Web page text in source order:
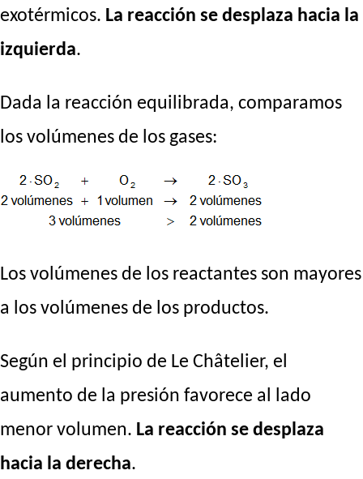
exotérmicos. La reacción se desplaza hacia la
izquierda.
Dada la reacción equilibrada, comparamos
los volúmenes de los gases:
Los volúmenes de los reactantes son mayores
a los volúmenes de los productos.
Según el principio de Le Châtelier, el
aumento de la presión favorece al lado
menor volumen. La reacción se desplaza
hacia la derecha.